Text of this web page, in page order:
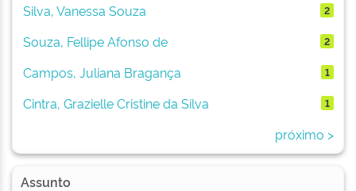
Silva, Vanessa Souza 2
Souza, Fellipe Afonso de 2
Campos, Juliana Bragança 1
Cintra, Grazielle Cristine da Silva 1
próximo >
Assunto